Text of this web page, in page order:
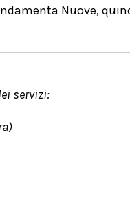
Nuove,
servizi: